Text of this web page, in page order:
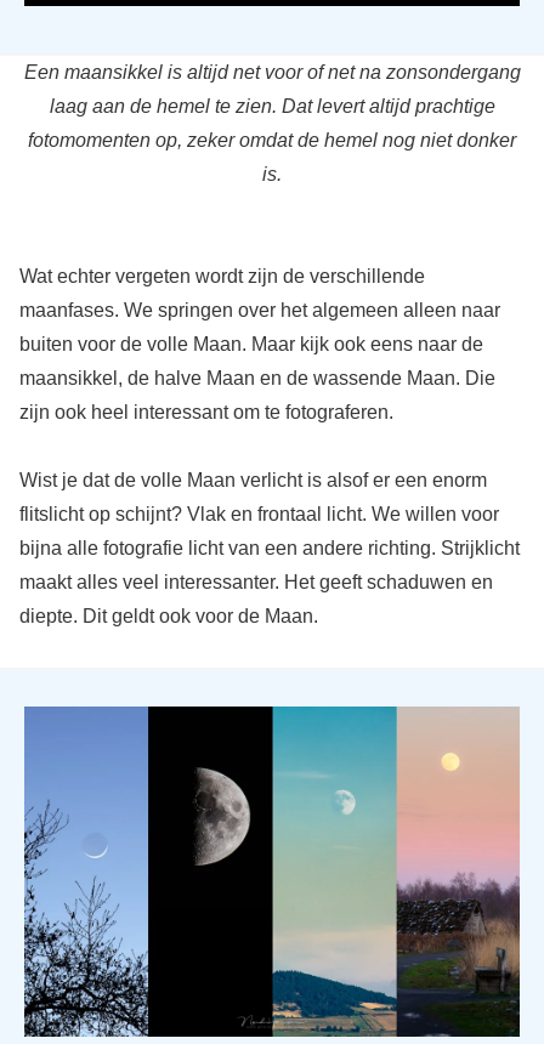
Een maansikkel is altijd net voor of net na zonsondergang
laag aan de hemel te zien. Dat levert altijd prachtige
fotomomenten op, zeker omdat de hemel nog niet donker
is.
Wat echter vergeten wordt zijn de verschillende
maanfases. We springen over het algemeen alleen naar
buiten voor de volle Maan. Maar kijk ook eens naar de
maansikkel, de halve Maan en de wassende Maan. Die
zijn ook heel interessant om te fotograferen.
Wist je dat de volle Maan verlicht is alsof er een enorm
flitslicht op schijnt? Vlak en frontaal licht. We willen voor
bijna alle fotografie licht van een andere richting. Strijklicht
maakt alles veel interessanter. Het geeft schaduwen en
diepte. Dit geldt ook voor de Maan.